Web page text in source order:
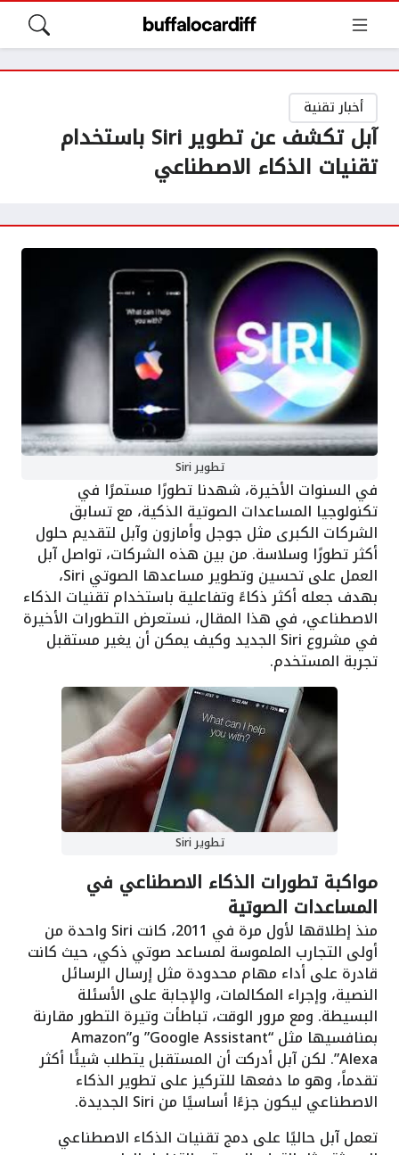
أخبار تقنية
آبل تكشف عن تطوير Siri باستخدام
تقنيات الذكاء الاصطناعي
تطوير Siri
في السنوات الأخيرة، شهدنا تطورًا مستمرًا في
تكنولوجيا المساعدات الصوتية الذكية، مع تسابق
الشركات الكبرى مثل جوجل وأمازون وآبل لتقديم حلول
أكثر تطورًا وسلاسة. من بين هذه الشركات، تواصل آبل
العمل على تحسين وتطوير مساعدها الصوتي Siri،
بهدف جعله أكثر ذكاءً وتفاعلية باستخدام تقنيات الذكاء
الاصطناعي، في هذا المقال، نستعرض التطورات الأخيرة
في مشروع Siri الجديد وكيف يمكن أن يغير مستقبل
تجربة المستخدم.
تطوير Siri
مواكبة تطورات الذكاء الاصطناعي في
المساعدات الصوتية
منذ إطلاقها لأول مرة في 2011، كانت Siri واحدة من
أولى التجارب الملموسة لمساعد صوتي ذكي، حيث كانت
قادرة على أداء مهام محدودة مثل إرسال الرسائل
النصية، وإجراء المكالمات، والإجابة على الأسئلة
البسيطة. ومع مرور الوقت، تباطأت وتيرة التطور مقارنة
بمنافسيها مثل “Google Assistant” و”Amazon
Alexa”. لكن آبل أدركت أن المستقبل يتطلب شيئًا أكثر
تقدماً، وهو ما دفعها للتركيز على تطوير الذكاء
الاصطناعي ليكون جزءًا أساسيًا من Siri الجديدة.
تعمل آبل حاليًا على دمج تقنيات الذكاء الاصطناعي